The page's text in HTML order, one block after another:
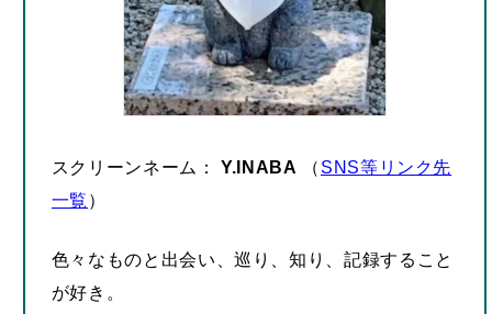
スクリーンネーム：Y.INABA （ SNS等リンク先
一覧 ）
色々なものと出会い、巡り、知り、記録すること
が好き。